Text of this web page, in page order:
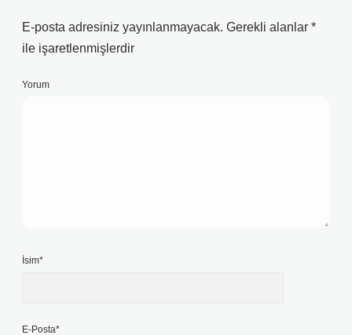
E-posta adresiniz yayınlanmayacak. Gerekli alanlar *
ile işaretlenmişlerdir
Yorum
İsim*
E-Posta*